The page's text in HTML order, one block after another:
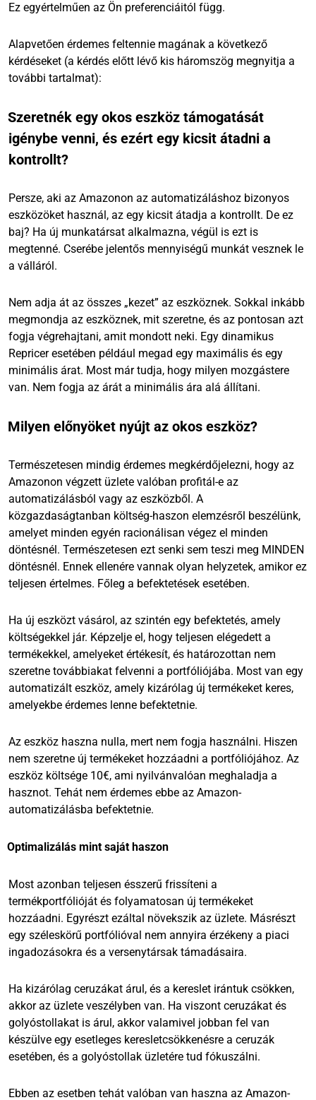
Ez egyértelműen az Ön preferenciáitól függ.
Alapvetően érdemes feltennie magának a következő
kérdéseket (a kérdés előtt lévő kis háromszög megnyitja a
további tartalmat):
Szeretnék egy okos eszköz támogatását
igénybe venni, és ezért egy kicsit átadni a
kontrollt?
Persze, aki az Amazonon az automatizáláshoz bizonyos
eszközöket használ, az egy kicsit átadja a kontrollt. De ez
baj? Ha új munkatársat alkalmazna, végül is ezt is
megtenné. Cserébe jelentős mennyiségű munkát vesznek le
a válláról.
Nem adja át az összes „kezet” az eszköznek. Sokkal inkább
megmondja az eszköznek, mit szeretne, és az pontosan azt
fogja végrehajtani, amit mondott neki. Egy dinamikus
Repricer esetében például megad egy maximális és egy
minimális árat. Most már tudja, hogy milyen mozgástere
van. Nem fogja az árát a minimális ára alá állítani.
Milyen előnyöket nyújt az okos eszköz?
Természetesen mindig érdemes megkérdőjelezni, hogy az
Amazonon végzett üzlete valóban profitál-e az
automatizálásból vagy az eszközből. A
közgazdaságtanban költség-haszon elemzésről beszélünk,
amelyet minden egyén racionálisan végez el minden
döntésnél. Természetesen ezt senki sem teszi meg MINDEN
döntésnél. Ennek ellenére vannak olyan helyzetek, amikor ez
teljesen értelmes. Főleg a befektetések esetében.
Ha új eszközt vásárol, az szintén egy befektetés, amely
költségekkel jár. Képzelje el, hogy teljesen elégedett a
termékekkel, amelyeket értékesít, és határozottan nem
szeretne továbbiakat felvenni a portfóliójába. Most van egy
automatizált eszköz, amely kizárólag új termékeket keres,
amelyekbe érdemes lenne befektetnie.
Az eszköz haszna nulla, mert nem fogja használni. Hiszen
nem szeretne új termékeket hozzáadni a portfóliójához. Az
eszköz költsége 10€, ami nyilvánvalóan meghaladja a
hasznot. Tehát nem érdemes ebbe az Amazon-
automatizálásba befektetnie.
Optimalizálás mint saját haszon
Most azonban teljesen ésszerű frissíteni a
termékportfólióját és folyamatosan új termékeket
hozzáadni. Egyrészt ezáltal növekszik az üzlete. Másrészt
egy széleskörű portfólióval nem annyira érzékeny a piaci
ingadozásokra és a versenytársak támadásaira.
Ha kizárólag ceruzákat árul, és a kereslet irántuk csökken,
akkor az üzlete veszélyben van. Ha viszont ceruzákat és
golyóstollakat is árul, akkor valamivel jobban fel van
készülve egy esetleges keresletcsökkenésre a ceruzák
esetében, és a golyóstollak üzletére tud fókuszálni.
Ebben az esetben tehát valóban van haszna az Amazon-